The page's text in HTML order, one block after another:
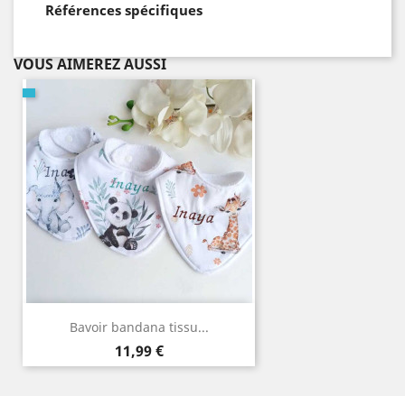
Références spécifiques
VOUS AIMEREZ AUSSI
Bavoir bandana tissu...
Prix
11,99 €